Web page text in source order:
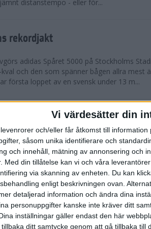
Vi värdesätter din
och/eller får åtkomst till
såsom unika identifierare och
och innehåll, mätning av annonsering och
Med din tillåtelse kan vi och våra
via skanning av enheten. Du kan
enligt beskrivningen ovan.
detaljerad information och ändra dina
personuppgifter kanske inte kräver ditt
inställningar gäller endast den här
ditt samtycke genom att gå tillbaka till
distanstempo - eller för...
rekordjakt
adidas Spåret 5000 på Stockholms
och den som spänner bågen allra mest
första loppet av en svensk under 13 m...
veteran-VM i friidrott
VM i Friidrott i Göteborg och nu kan du
historiskt. Ta chansen att representera
den 13-25 augusti. Tävlingen är ...
med korta intervaller
intervaller när värmen äntligen är här –